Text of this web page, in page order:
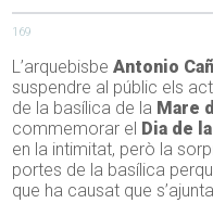
169
L’arquebisbeAntonio
suspendre al públic els
de la basílica de la Mare
commemorar el Dia de
en la intimitat, però la
portes de la basílica
que ha causat que